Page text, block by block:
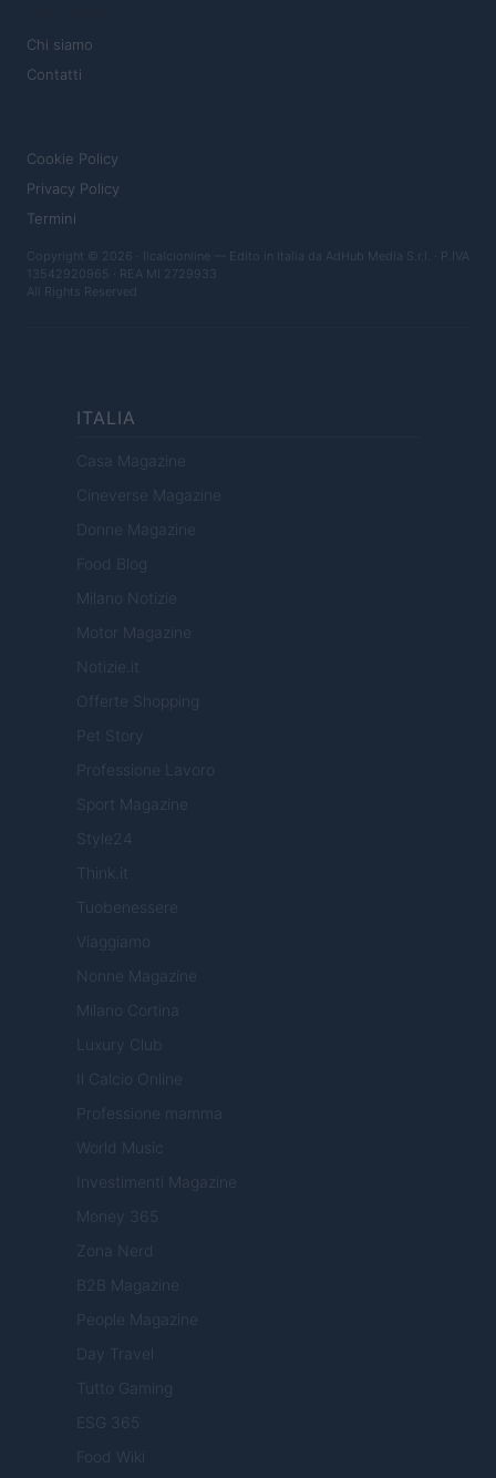
Chi siamo
Contatti
Cookie Policy
Privacy Policy
Termini
Copyright © 2026 · Ilcalcionline — Edito in Italia da AdHub Media S.r.l. · P.IVA
13542920965 · REA MI 2729933
All Rights Reserved
ITALIA
Casa Magazine
Cineverse Magazine
Donne Magazine
Food Blog
Milano Notizie
Motor Magazine
Notizie.it
Offerte Shopping
Pet Story
Professione Lavoro
Sport Magazine
Style24
Think.it
Tuobenessere
Viaggiamo
Nonne Magazine
Milano Cortina
Luxury Club
Il Calcio Online
Professione mamma
World Music
Investimenti Magazine
Money 365
Zona Nerd
B2B Magazine
People Magazine
Day Travel
Tutto Gaming
ESG 365
Food Wiki